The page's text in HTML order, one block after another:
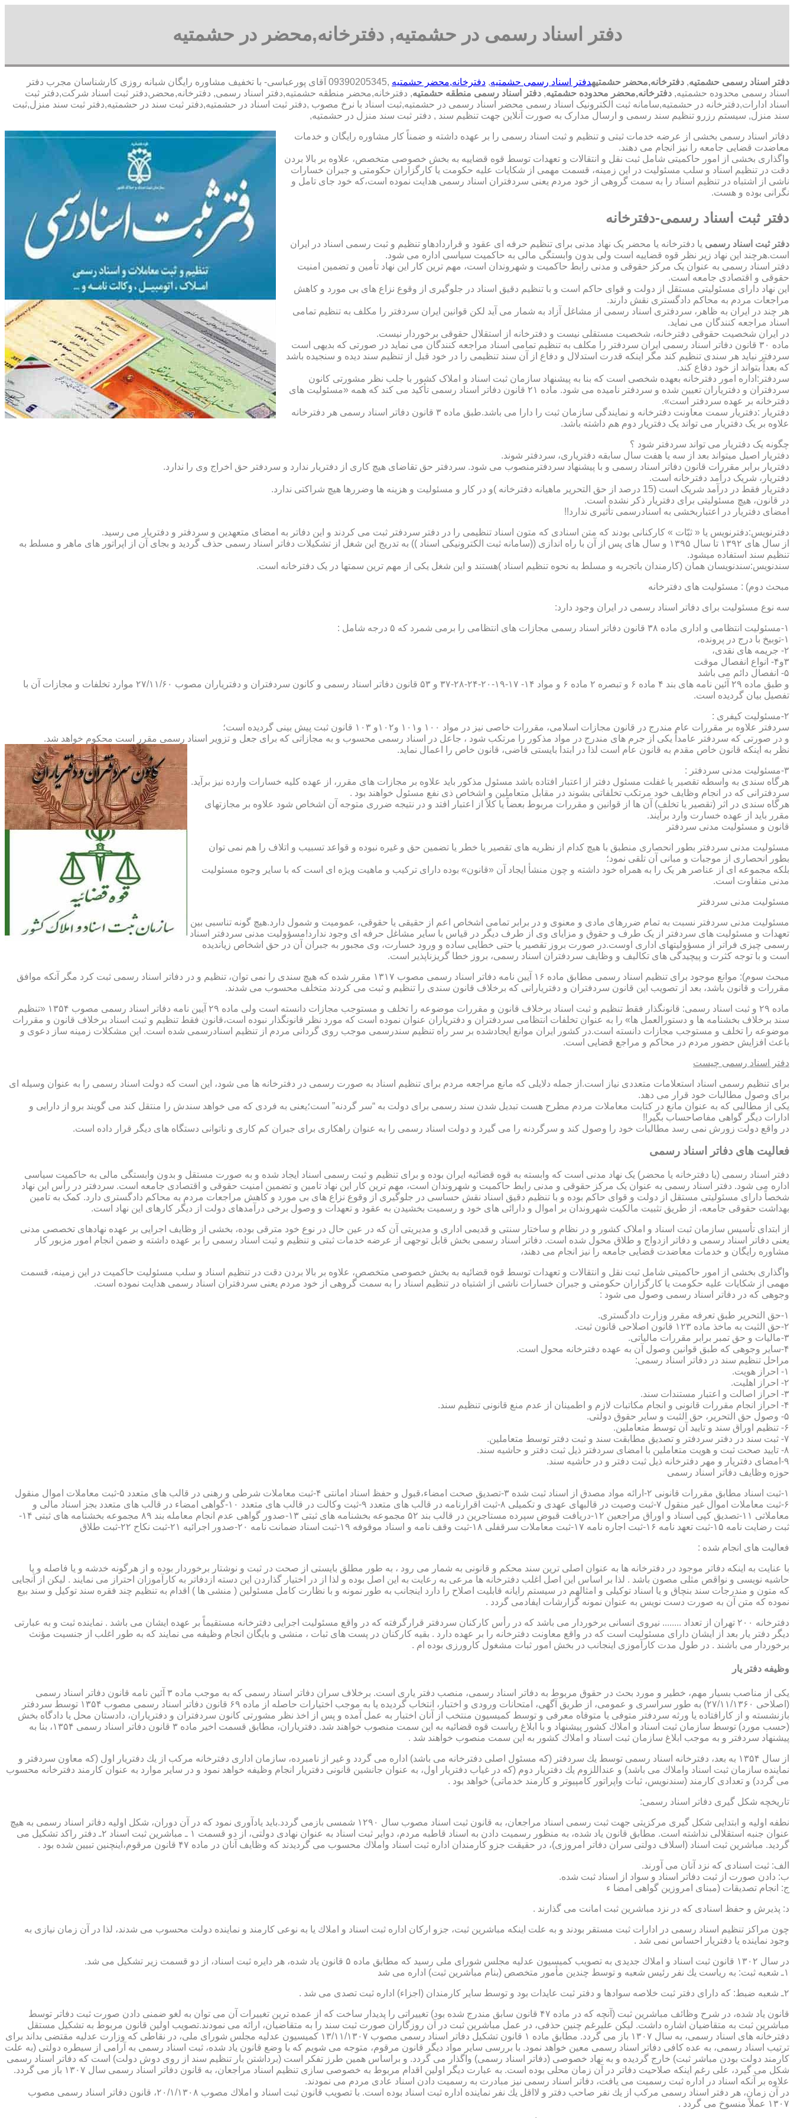
دفتر اسناد رسمی در حشمتیه, دفترخانه,محضر در حشمتیه
دفتر اسناد رسمی حشمتیه, دفترخانه,محضر حشمتیهدفتر اسناد رسمی حشمتیه, دفترخانه,محضر حشمتیه
,09390205345 آقای پورعباسی- با تخفیف مشاوره رايگان شبانه روزی کارشناسان مجرب دفتر
اسناد رسمی محدوده حشمتیه, دفترخانه,محضر محدوده حشمتیه, دفتر اسناد رسمی منطقه حشمتیه, دفترخانه,محضر منطقه حشمتیه,دفتر اسناد رسمی, دفترخانه,محضر,دفتر ثبت اسناد شرکت,دفتر ثبت
اسناد ادارات,دفترخانه در حشمتیه,سامانه ثبت الکترونیک اسناد رسمی محضر اسناد رسمی در حشمتیه,ثبت اسناد با نرخ مصوب ,دفتر ثبت اسناد در حشمتیه,دفتر ثبت سند در حشمتیه,دفتر ثبت سند منزل,ثبت
سند منزل, سیستم رزرو تنظیم سند رسمی و ارسال مدارک به صورت آنلاین جهت تنظیم سند , دفتر ثبت سند منزل در حشمتیه,
دفاتر اسناد رسمی بخشی از عرضه خدمات ثبتی و تنظیم و ثبت اسناد رسمی را بر عهده داشته و ضمناً کار مشاوره رایگان و خدمات
معاضدت قضایی جامعه را نیز انجام می دهند.
واگذاری بخشی از امور حاکمیتی شامل ثبت نقل و انتقالات و تعهدات توسط قوه قضاییه به بخش خصوصی متخصص، علاوه بر بالا بردن
دقت در تنظیم اسناد و سلب مسئولیت در این زمینه، قسمت مهمی از شکایات علیه حکومت یا کارگزاران حکومتی و جبران خسارات
ناشی از اشتباه در تنظیم اسناد را به سمت گروهی از خود مردم یعنی سردفتران اسناد رسمی هدایت نموده است،که خود جای تامل و
نگرانی بوده و هست.
دفتر ثبت اسناد رسمی-دفترخانه
دفتر ثبت اسناد رسمی یا دفترخانه یا محضر یک نهاد مدنی برای تنظیم حرفه ای عقود و قراردادهاو تنظیم و ثبت رسمی اسناد در ایران
است.هرچند این نهاد زیر نظر قوه قضاییه است ولی بدون وابستگی مالی به حاکمیت سیاسی اداره می شود.
دفتر اسناد رسمی به عنوان یک مرکز حقوقی و مدنی رابط حاکمیت و شهروندان است، مهم ترین کار این نهاد تأمین و تضمین امنیت
حقوقی و اقتصادی جامعه است.
این نهاد دارای مسئولیتی مستقل از دولت و قوای حاکم است و با تنظیم دقیق اسناد در جلوگیری از وقوع نزاع های بی مورد و کاهش
مراجعات مردم به محاکم دادگستری نقش دارند.
هر چند در ایران به ظاهر، سردفتری اسناد رسمی از مشاغل آزاد به شمار می آید لکن قوانین ایران سردفتر را مکلف به تنظیم تمامی
اسناد مراجعه کنندگان می نماید.
در ایران شخصیت حقوقی دفترخانه، شخصیت مستقلی نیست و دفترخانه از استقلال حقوقی برخوردار نیست.
ماده ۳۰ قانون دفاتر اسناد رسمی ایران سردفتر را مکلف به تنظیم تمامی اسناد مراجعه کنندگان می نماید در صورتی که بدیهی است
سردفتر نباید هر سندی تنظیم کند مگر اینکه قدرت استدلال و دفاع از آن سند تنظیمی را در خود قبل از تنظیم سند دیده و سنجیده باشد
که بعداً بتواند از خود دفاع کند.
سردفتر:اداره امور دفترخانه بعهده شخصی است که بنا به پیشنهاد سازمان ثبت اسناد و املاک کشور با جلب نظر مشورتی کانون
سردفتران و دفتریاران تعیین شده و سردفتر نامیده می شود. ماده ۲۱ قانون دفاتر اسناد رسمی تأکید می کند که همه «مسئولیت های
دفترخانه بر عهده سردفتر است».
دفتریار :دفتریار سمت معاونت دفترخانه و نمایندگی سازمان ثبت را دارا می باشد.طبق ماده ۳ قانون دفاتر اسناد رسمی هر دفترخانه
علاوه بر یک دفتریار می تواند یک دفتریار دوم هم داشته باشد.
چگونه یک دفتریار می تواند سردفتر شود ؟
دفتریار اصیل میتواند بعد از سه یا هفت سال سابقه دفتریاری، سردفتر شوند.
دفتریار برابر مقررات قانون دفاتر اسناد رسمی و با پیشنهاد سردفترمنصوب می شود. سردفتر حق تقاضای هیچ کاری از دفتریار ندارد و سردفتر حق اخراج وی را ندارد.
دفتریار، شریک درآمد دفترخانه است.
دفتریار فقط در درآمد شریک است (15 درصد از حق التحریر ماهیانه دفترخانه )و در کار و مسئولیت و هزینه ها وضررها هیچ شراکتی ندارد.
در قانون، هیچ مسئولیتی برای دفتریار ذکر نشده است.
امضای دفتریار در اعتباربخشی به اسنادرسمی تأثیری ندارد!!
دفترنویس:دفترنویس یا « ثبّات » کارکنانی بودند که متن اسنادی که متون اسناد تنظیمی را در دفتر سردفتر ثبت می کردند و این دفاتر به امضای متعهدین و سردفتر و دفتریار می رسید.
از سال های ۱۳۹۲ تا سال ۱۳۹۵ و سال های پس از آن با راه اندازی ((سامانه ثبت الکترونیکی اسناد )) به تدریج این شغل از تشکیلات دفاتر اسناد رسمی حذف گردید و بجای آن از اپراتور های ماهر و مسلط به
تنظیم سند استفاده میشود.
سندنویس:سندنویسان همان (کارمندان باتجربه و مسلط به نحوه تنظیم اسناد )هستند و این شغل یکی از مهم ترین سمتها در یک دفترخانه است.
مبحث دوم) : مسئولیت های دفترخانه
سه نوع مسئولیت برای دفاتر اسناد رسمی در ایران وجود دارد:
۱-مسئولیت انتظامی و اداری ماده ۳۸ قانون دفاتر اسناد رسمی مجازات های انتظامی را برمی شمرد که ۵ درجه شامل :
۱-توبیخ با درج در پرونده،
۲- جریمه های نقدی،
۳و۴- انواع انفصال موقت
۵- انفصال دائم می باشد
و طبق ماده ۲۹ آئین نامه های بند ۴ ماده ۶ و تبصره ۲ ماده ۶ و مواد ۱۴- ۱۷-۱۹-۲۰-۲۴-۲۸-۳۷ و ۵۳ قانون دفاتر اسناد رسمی و کانون سردفتران و دفتریاران مصوب ۲۷/۱۱/۶۰ موارد تخلفات و مجازات آن با
تفصیل بیان گردیده است.
۲-مسئولیت کیفری :
سردفتر علاوه بر مقررات عام مندرج در قانون مجازات اسلامی، مقررات خاصی نیز در مواد ۱۰۰ و۱۰۱ و۱۰۲و ۱۰۳ قانون ثبت پیش بینی گردیده است؛
و در صورتی که سردفتر عامداً یکی از جرم های مندرج در مواد مذکور را مرتکب شود ، جاعل در اسناد رسمی محسوب و به مجازاتی که برای جعل و تزویر اسناد رسمی مقرر است محکوم خواهد شد.
نظر به اینکه قانون خاص مقدم به قانون عام است لذا در ابتدا بایستی قاضی، قانون خاص را اعمال نماید.
۳-مسئولیت مدنی سردفتر :
هرگاه سندی به واسطه تقصیر یا غفلت مسئول دفتر از اعتبار افتاده باشد مسئول مذکور باید علاوه بر مجازات های مقرر، از عهده کلیه خسارات وارده نیز برآید.
سردفترانی که در انجام وظایف خود مرتکب تخلفاتی بشوند در مقابل متعاملین و اشخاص ذی نفع مسئول خواهند بود .
هرگاه سندی در اثر (تقصیر یا تخلف) آن ها از قوانین و مقررات مربوط بعضاً یا کلاً از اعتبار افتد و در نتیجه ضرری متوجه آن اشخاص شود علاوه بر مجازتهای
مقرر باید از عهده خسارت وارد برآیند.
قانون و مسئولیت مدنی سردفتر
مسئولیت مدنی سردفتر بطور انحصاری منطبق با هیچ کدام از نظریه های تقصیر یا خطر یا تضمین حق و غیره نبوده و قواعد تسبیب و اتلاف را هم نمی توان
بطور انحصاری از موجبات و مبانی آن تلقی نمود؛
بلکه مجموعه ای از عناصر هر یک را به همراه خود داشته و چون منشأ ایجاد آن «قانون» بوده دارای ترکیب و ماهیت ویژه ای است که با سایر وجوه مسئولیت
مدنی متفاوت است.
مسئولیت مدنی سردفتر
مسئولیت مدنی سردفتر نسبت به تمام ضررهای مادی و معنوی و در برابر تمامی اشخاص اعم از حقیقی یا حقوقی، عمومیت و شمول دارد.هیچ گونه تناسبی بین
تعهدات و مسئولیت های سردفتر از یک طرف و حقوق و مزایای وی از طرف دیگر در قیاس با سایر مشاغل حرفه ای وجود ندارد!مسؤولیت مدنی سردفتر اسناد
رسمی چیزی فراتر از مسؤولیتهای اداری اوست.در صورت بروز تقصیر یا حتی خطایی ساده و ورود خسارت، وی مجبور به جبران آن در حق اشخاص زیاندیده
است و با توجه کثرت و پیچیدگی های تکالیف و وظایف سردفتران اسناد رسمی، بروز خطا گریزناپذیر است.
مبحث سوم): موانع موجود برای تنظیم اسناد رسمی مطابق ماده ۱۶ آیین نامه دفاتر اسناد رسمی مصوب ۱۳۱۷ مقرر شده که هیچ سندی را نمی توان، تنظیم و در دفاتر اسناد رسمی ثبت کرد مگر آنکه موافق
مقررات و قانون باشد، بعد از تصویب این قانون سردفتران و دفتریارانی که برخلاف قانون سندی را تنظیم و ثبت می کردند متخلف محسوب می شدند.
ماده ۲۹ و ثبت اسناد رسمی: قانونگذار فقط تنظیم و ثبت اسناد برخلاف قانون و مقررات موضوعه را تخلف و مستوجب مجازات دانسته است ولی ماده ۲۹ آیین نامه دفاتر اسناد رسمی مصوب ۱۳۵۴ «تنظیم
سند برخلاف بخشنامه ها و دستورالعمل ها» را به عنوان تخلفات انتظامی سردفتران و دفتریاران عنوان نموده است که مورد نظر قانونگذار نبوده است،قانون فقط تنظیم و ثبت اسناد برخلاف قانون و مقررات
موضوعه را تخلف و مستوجب مجازات دانسته است.در کشور ایران موانع ایجادشده بر سر راه تنظیم سندرسمی موجب روی گردانی مردم از تنظیم اسنادرسمی شده است. این مشکلات زمینه ساز دعوی و
باعث افزایش حضور مردم در محاکم و مراجع قضایی است.
دفتر اسناد رسمی چیست
برای تنظیم رسمی اسناد استعلامات متعددی نیاز است.از جمله دلایلی که مانع مراجعه مردم برای تنظیم اسناد به صورت رسمی در دفترخانه ها می شود، این است که دولت اسناد رسمی را به عنوان وسیله ای
برای وصول مطالبات خود قرار می دهد.
یکی از مطالبی که به عنوان مانع در کتابت معاملات مردم مطرح هست تبدیل شدن سند رسمی برای دولت به “سر گردنه” است؛یعنی به فردی که می خواهد سندش را منتقل کند می گویند برو از دارایی و
ادارات دیگر گواهی مفاصاحساب بگیر!!
در واقع دولت زورش نمی رسد مطالبات خود را وصول کند و سرگردنه را می گیرد و دولت اسناد رسمی را به عنوان راهکاری برای جبران کم کاری و ناتوانی دستگاه های دیگر قرار داده است.
فعالیت های دفاتر اسناد رسمی
دفتر اسناد رسمی (یا دفترخانه یا محضر) یک نهاد مدنی است که وابسته به قوه قضائیه ایران بوده و برای تنظیم و ثبت رسمی اسناد ایجاد شده و به صورت مستقل و بدون وابستگی مالی به حاکمیت سیاسی
اداره می شود. دفتر اسناد رسمی به عنوان یک مرکز حقوقی و مدنی رابط حاکمیت و شهروندان است، مهم ترین کار این نهاد تامین و تضمین امنیت حقوقی و اقتصادی جامعه است. سردفتر در رأس این نهاد
شخصاً دارای مسئولیتی مستقل از دولت و قوای حاکم بوده و با تنظیم دقیق اسناد نقش حساسی در جلوگیری از وقوع نزاع های بی مورد و کاهش مراجعات مردم به محاکم دادگستری دارد. کمک به تامین
بهداشت حقوقی جامعه، از طریق تثبیت مالکیت شهروندان بر اموال و دارائی های خود و رسمیت بخشیدن به عقود و تعهدات و وصول برخی درآمدهای دولت از دیگر کارهای این نهاد است.
از ابتدای تأسیس سازمان ثبت اسناد و املاک کشور و در نظام و ساختار سنتی و قدیمی اداری و مدیریتی آن که در عین حال در نوع خود مترقی بوده، بخشی از وظایف اجرایی بر عهده نهادهای تخصصی مدنی
یعنی دفاتر اسناد رسمی و دفاتر ازدواج و طلاق محول شده است. دفاتر اسناد رسمی بخش قابل توجهی از عرضه خدمات ثبتی و تنظیم و ثبت اسناد رسمی را بر عهده داشته و ضمن انجام امور مزبور کار
مشاوره رایگان و خدمات معاضدت قضایی جامعه را نیز انجام می دهند،
واگذاری بخشی از امور حاکمیتی شامل ثبت نقل و انتقالات و تعهدات توسط قوه قضائیه به بخش خصوصی متخصص، علاوه بر بالا بردن دقت در تنظیم اسناد و سلب مسئولیت حاکمیت در این زمینه، قسمت
مهمی از شکایات علیه حکومت یا کارگزاران حکومتی و جبران خسارات ناشی از اشتباه در تنظیم اسناد را به سمت گروهی از خود مردم یعنی سردفتران اسناد رسمی هدایت نموده است.
وجوهی که در دفاتر اسناد رسمی وصول می شود :
۱-حق التحریر طبق تعرفه مقرر وزارت دادگستری.
۲-حق الثبت به ماخذ ماده ۱۲۳ قانون اصلاحی قانون ثبت.
۳-مالیات و حق تمبر برابر مقررات مالیاتی.
۴-سایر وجوهی که طبق قوانین وصول آن به عهده دفترخانه محول است.
مراحل تنظیم سند در دفاتر اسناد رسمی:
۱- احراز هویت.
۲- احراز اهلیت.
۳- احراز اصالت و اعتبار مستندات سند.
۴- احراز انجام مقررات قانونی و انجام مکاتبات لازم و اطمینان از عدم منع قانونی تنظیم سند.
۵- وصول حق التحریر، حق الثبت و سایر حقوق دولتی.
۶- تنظیم اوراق سند و تایید آن توسط متعاملین.
۷- ثبت سند در دفتر سردفتر و تصدیق مطابقت سند و ثبت دفتر توسط متعاملین.
۸- تایید صحت ثبت و هویت متعاملین با امضای سردفتر ذیل ثبت دفتر و حاشیه سند.
۹-امضای دفتریار و مهر دفترخانه ذیل ثبت دفتر و در حاشیه سند.
حوزه وظایف دفاتر اسناد رسمی
۱-ثبت اسناد مطابق مقررات قانونی ۲-ارائه مواد مصدق از اسناد ثبت شده ۳-تصدیق صحت امضاء،قبول و حفظ اسناد امانتی ۴-ثبت معاملات شرطی و رهنی در قالب های متعدد ۵-ثبت معاملات اموال منقول
۶-ثبت معاملات اموال غیر منقول ۷-ثبت وصیت در قالبهای عهدی و تکمیلی ۸-ثبت اقرارنامه در قالب های متعدد ۹-ثبت وکالت در قالب های متعدد ۱۰-گواهی امضاء در قالب های متعدد بجز اسناد مالی و
معاملاتی ۱۱-تصدیق کپی اسناد و اوراق مراجعین ۱۲-دریافت قبوض سپرده مستاجرین در قالب بند ۵۲ مجموعه بخشنامه های ثبتی ۱۳-صدور گواهی عدم انجام معامله بند ۸۹ مجموعه بخشنامه های ثبتی ۱۴-
ثبت رضایت نامه ۱۵-ثبت تعهد نامه ۱۶-ثبت اجاره نامه ۱۷-ثبت معاملات سرقفلی ۱۸-ثبت وقف نامه و اسناد موقوفه ۱۹-ثبت اسناد ضمانت نامه ۲۰-صدور اجرائیه ۲۱-ثبت نکاح ۲۲-ثبت طلاق
فعالیت های انجام شده :
با عنایت به اینکه دفاتر موجود در دفترخانه ها به عنوان اصلی ترین سند محکم و قانونی به شمار می رود ، به طور مطلق بایستی از صحت در ثبت و نوشتار برخوردار بوده و از هرگونه خدشه و یا فاصله و یا
حاشیه نویسی و نواقص مثلی مصون باشد . لذا بر اساس این اصل اغلب دفترخانه ها مرعی به رعایت به این اصل بوده و لذا از در اختیار گذاردن این دسته ازدفاتر به کارآموزان احتراز می نمایند . لیکن از آنجایی
که متون و مندرجات سند بنچاق و یا اسناد توکیلی و امثالهم در سیستم رایانه قابلیت اصلاح را دارد اینجانب به طور نمونه و با نظارت کامل مسئولین ( منشی ها ) اقدام به تنظیم چند فقره سند توکیل و سند بیع
نموده که متن آن به صورت دست نویس به عنوان نمونه گزارشات ایفادمی گردد .
دفترخانه ۲۰۰ تهران از تعداد ........ نیروی انسانی برخوردار می باشد که در رأس کارکنان سردفتر قرارگرفته که در واقع مسئولیت اجرایی دفترخانه مستقیماً بر عهده ایشان می باشد . نماینده ثبت و به عبارتی
دیگر دفتر یار بعد از ایشان دارای مسئولیت است که در واقع معاونت دفترخانه را بر عهده دارد . بقیه کارکنان در پست های ثبات ، منشی و بایگان انجام وظیفه می نمایند که به طور اغلب از جنسیت مؤنث
برخوردار می باشند . در طول مدت کارآموزی اینجانب در بخش امور ثبات مشغول کارورزی بوده ام .
وظیفه دفتر یار
یكی از مناصب بسیار مهم، خطیر و مورد بحث در حقوق مربوط به دفاتر اسناد رسمی، منصب دفتر یاری است. برخلاف سران دفاتر اسناد رسمی كه به موجب ماده ۳ آئین نامه قانون دفاتر اسناد رسمی
(اصلاحی ۲۷/۱۱/۱۳۶۰) به طور سراسری و عمومی، از طریق آگهی، امتحانات ورودی و اختبار، انتخاب گردیده یا به موجب اختیارات حاصله از ماده ۶۹ قانون دفاتر اسناد رسمی مصوب ۱۳۵۴ توسط سردفتر
بازنشسته و از كارافتاده یا ورثه سردفتر متوفی یا متوفاه معرفی و توسط كمیسیون منتخب از آنان اختبار به عمل آمده و پس از اخذ نظر مشورتی كانون سردفتران و دفتریاران، دادستان محل یا دادگاه بخش
(حسب مورد) توسط سازمان ثبت اسناد و املاك كشور پیشنهاد و با ابلاغ ریاست قوه قضائیه به این سمت منصوب خواهند شد. دفتریاران، مطابق قسمت اخیر ماده ۳ قانون دفاتر اسناد رسمی ۱۳۵۴، بنا به
پیشنهاد سردفتر و به موجب ابلاغ سازمان ثبت اسناد و املاك كشور به این سمت منصوب خواهند شد .
از سال ۱۳۵۴ به بعد، دفترخانه اسناد رسمی توسط یك سردفتر (كه مسئول اصلی دفترخانه می باشد) اداره می گردد و غیر از نامبرده، سازمان اداری دفترخانه مركب از یك دفتریار اول (كه معاون سردفتر و
نماینده سازمان ثبت اسناد واملاك می باشد) و عنداللزوم یك دفتریار دوم (كه در غیاب دفتریار اول، به عنوان جانشین قانونی دفتریار انجام وظیفه خواهد نمود و در سایر موارد به عنوان كارمند دفترخانه محسوب
می گردد) و تعدادی كارمند (سندنویس، ثبات واپراتور كامپیوتر و كارمند خدماتی) خواهد بود .
تاریخچه شكل گیری دفاتر اسناد رسمی:
نطفه اولیه و ابتدایی شكل گیری مركزیتی جهت ثبت رسمی اسناد مراجعان، به قانون ثبت اسناد مصوب سال ۱۲۹۰ شمسی بازمی گردد.باید یادآوری نمود كه در آن دوران، شكل اولیه دفاتر اسناد رسمی به هیچ
عنوان جنبه استقلالی نداشته است. مطابق قانون یاد شده، به منظور رسمیت دادن به اسناد قاطبه مردم، دوایر ثبت اسناد به عنوان نهادی دولتی، از دو قسمت ۱ ـ مباشرین ثبت اسناد ۲ـ دفتر راكد تشكیل می
گردید. مباشرین ثبت اسناد (اسلاف دولتی سران دفاتر امروزی)، در حقیقت جزو كارمندان اداره ثبت اسناد واملاك محسوب می گردیدند كه وظایف آنان در ماده ۴۷ قانون مرقوم،اینچنین تبیین شده بود .
الف: ثبت اسنادی كه نزد آنان می آورند.
ب: دادن صورت از ثبت دفاتر اسناد و سواد از اسناد ثبت شده.
ج: انجام تصدیقات (مبنای امروزین گواهی امضا ء
د: پذیرش و حفظ اسنادی كه در نزد مباشرین ثبت امانت می گذارند .
چون مراكز تنظیم اسناد رسمی در ادارات ثبت مستقر بودند و به علت اینكه مباشرین ثبت، جزو اركان اداره ثبت اسناد و املاك یا به نوعی كارمند و نماینده دولت محسوب می شدند، لذا در آن زمان نیازی به
وجود نماینده یا دفتریار احساس نمی شد .
در سال ۱۳۰۲ قانون ثبت اسناد و املاك جدیدی به تصویب كمیسیون عدلیه مجلس شورای ملی رسید كه مطابق ماده ۵ قانون یاد شده، هر دایره ثبت اسناد، از دو قسمت زیر تشكیل می شد.
۱ـ شعبه ثبت: به ریاست یك نفر رئیس شعبه و توسط چندین مأمور متخصص (بنام مباشرین ثبت) اداره می شد
۲ـ شعبه ضبط: كه دارای دفتر ثبت خلاصه سوادها و دفتر ثبت عایدات بود و توسط سایر كارمندان (اجزاء) اداره ثبت تصدی می شد .
قانون یاد شده، در شرح وظائف مباشرین ثبت (آنچه كه در ماده ۴۷ قانون سابق مندرج شده بود) تغییراتی را پدیدار ساخت كه از عمده ترین تغییرات آن می توان به لغو ضمنی دادن صورت ثبت دفاتر توسط
مباشرین ثبت به متقاضیان اشاره داشت. لیكن علیرغم چنین حذفی، در عمل مباشرین ثبت در آن روزگاران صورت ثبت سند را به متقاضیان، ارائه می نمودند.تصویب اولین قانون مربوط به تشكیل مستقل
دفترخانه های اسناد رسمی، به سال ۱۳۰۷ باز می گردد. مطابق ماده ۱ قانون تشكیل دفاتر اسناد رسمی مصوب ۱۳/۱۱/۱۳۰۷ كمیسیون عدلیه مجلس شورای ملی، در نقاطی كه وزارت عدلیه مقتضی بداند برای
ترتیب اسناد رسمی، به عده كافی دفاتر اسناد رسمی معین خواهد نمود. با بررسی سایر مواد دیگر قانون مرقوم، متوجه می شویم كه با وضع قانون یاد شده، ثبت اسناد رسمی به آرامی از سیطره دولتی (به علت
كارمند دولت بودن مباشر ثبت) خارج گردیده و به نهاد خصوصی (دفاتر اسناد رسمی) واگذار می گردد. و براساس همین طرز تفكر است (برداشتن بار تنظیم سند از روی دوش دولت) است كه دفاتر اسناد رسمی
شكل می گیرد، علی رغم اینكه صلاحیت دفاتر در آن زمان محلی بوده است. به عبارت دیگر اولین اقدام مربوط به خصوصی سازی تنظیم اسناد مراجعان، به قانون دفاتر اسناد رسمی سال ۱۳۰۷ باز می گردد.
علاوه بر آنكه اسناد در اداره ثبت رسمیت می یافت، دفاتر اسناد رسمی نیز مبادرت به رسمیت دادن اسناد عادی مردم می نمودند.
در آن زمان، هر دفتر اسناد رسمی مركب از یك نفر صاحب دفتر و لااقل یك نفر نماینده اداره ثبت اسناد بوده است. با تصویب قانون ثبت اسناد و املاك مصوب ۲۰/۱/۱۳۰۸، قانون دفاتر اسناد رسمی مصوب
۱۳۰۷ عملاً منسوخ می گردد .